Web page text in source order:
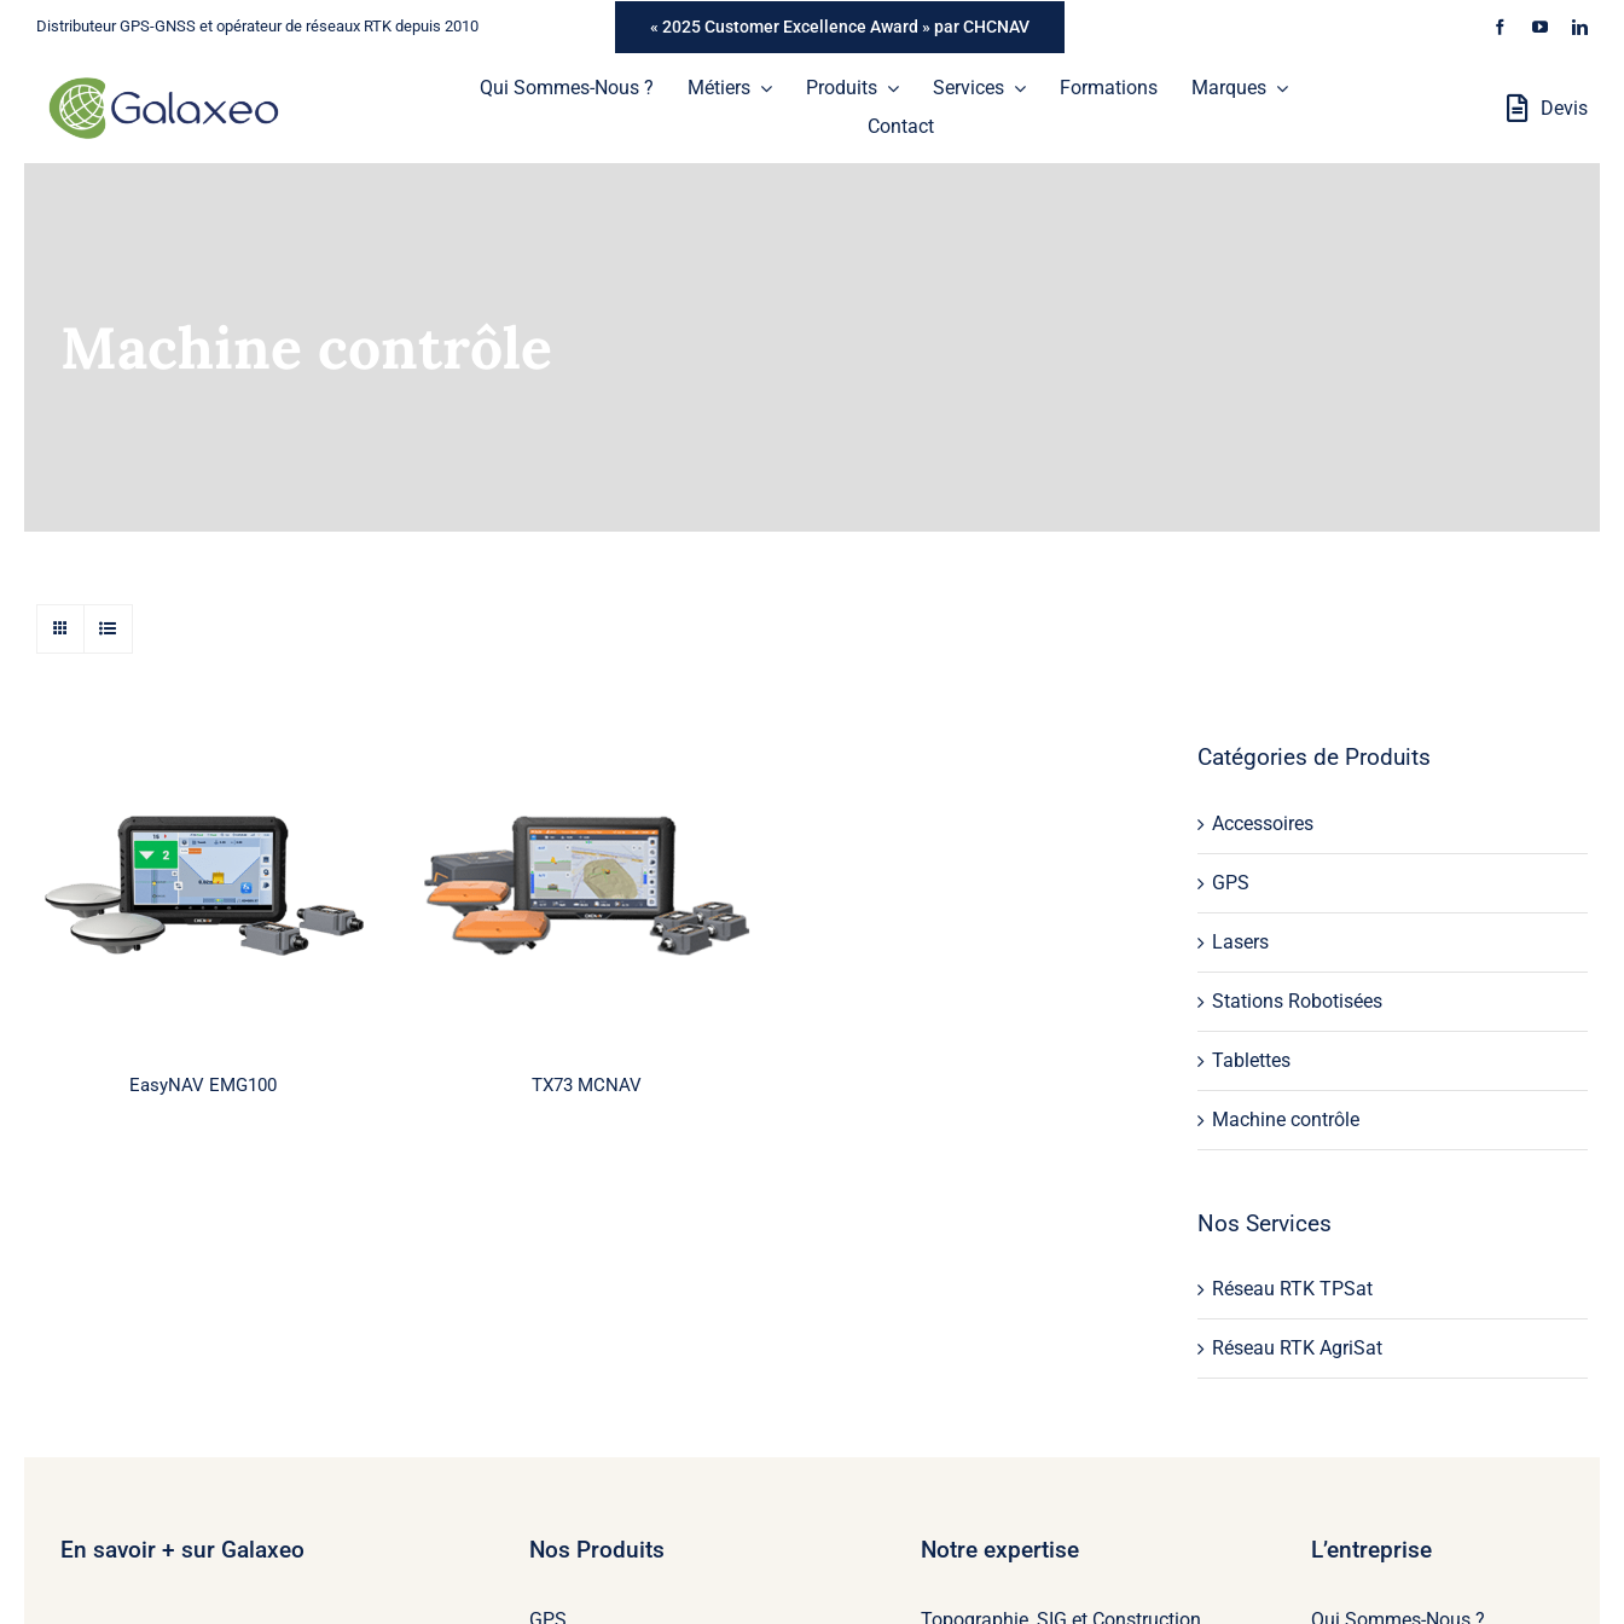
Passer
contenu
Distributeur GPS-GNSS et opérateur de réseaux RTK depuis 2010 « 2025 Customer Excellence Award » par CHCNAV
Qui Sommes-Nous ? Métiers Produits
Les indispensables lasers Slam mobile
Services Formations
Marques
Contact
Devis
Machine contrôle
EasyNAV EMG100 TX73 MCNAV
Catégories de Produits
Accessoires
GPS
Lasers
Stations Robotisées
Tablettes
Machine contrôle
Nos Services
Réseau RTK TPSat
Réseau RTK AgriSat
En savoir + sur Galaxeo Nos Produits Notre expertise L’entreprise